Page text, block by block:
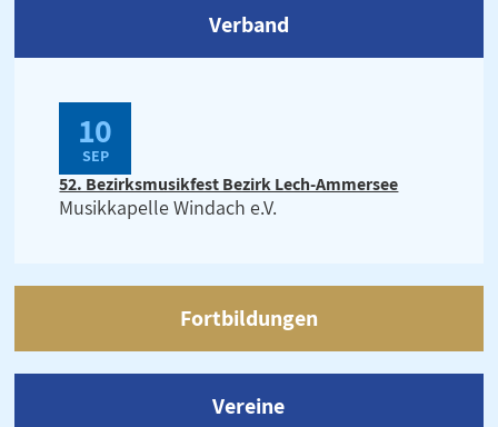
Verband
10
SEP
52. Bezirksmusikfest Bezirk Lech-Ammersee
Musikkapelle Windach e.V.
Fortbildungen
Vereine